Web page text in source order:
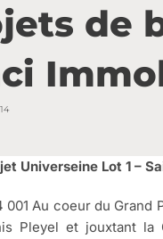
de
Universeine Lot 1 –
Au coeur du Grand
Pleyel et jouxtant la